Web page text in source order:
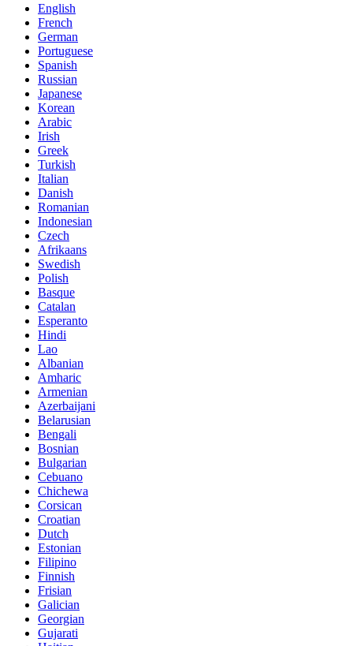
English
French
German
Portuguese
Spanish
Russian
Japanese
Korean
Arabic
Irish
Greek
Turkish
Italian
Danish
Romanian
Indonesian
Czech
Afrikaans
Swedish
Polish
Basque
Catalan
Esperanto
Hindi
Lao
Albanian
Amharic
Armenian
Azerbaijani
Belarusian
Bengali
Bosnian
Bulgarian
Cebuano
Chichewa
Corsican
Croatian
Dutch
Estonian
Filipino
Finnish
Frisian
Galician
Georgian
Gujarati